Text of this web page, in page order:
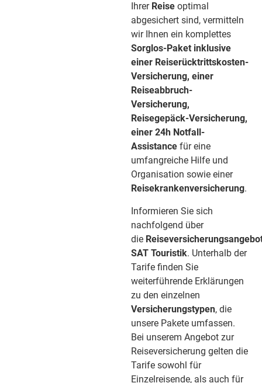
Ihrer Reise optimal
abgesichert sind, vermitteln
wir Ihnen ein komplettes
Sorglos-Paket inklusive
einer Reiserücktrittskosten-
Versicherung, einer
Reiseabbruch-
Versicherung,
Reisegepäck-Versicherung,
einer 24h Notfall-
Assistance für eine
umfangreiche Hilfe und
Organisation sowie einer
Reisekrankenversicherung.
Informieren Sie sich
nachfolgend über
die
SAT Touristik. Unterhalb der
Tarife finden Sie
weiterführende Erklärungen
zu den einzelnen
Versicherungstypen, die
unsere Pakete umfassen.
Bei unserem Angebot zur
Reiseversicherung gelten die
Tarife sowohl für
Einzelreisende, als auch für